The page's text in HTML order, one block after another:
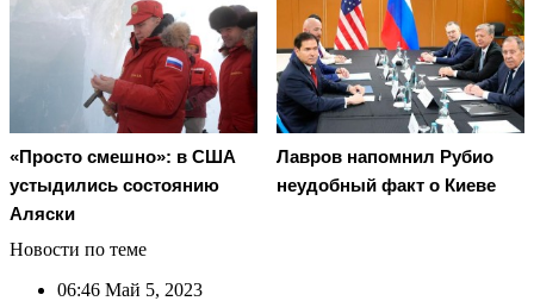
«Просто смешно»: в США
устыдились состоянию
Аляски
Лавров напомнил Рубио
неудобный факт о Киеве
Новости по теме
06:46 Май 5, 2023